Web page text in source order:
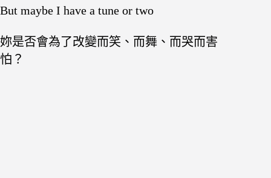
But maybe I have a tune or two
妳是否會為了改變而笑、而舞、而哭而害
怕？